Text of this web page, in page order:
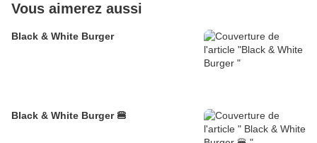
Vous aimerez aussi
Black & White Burger
Black & White Burger 🍔